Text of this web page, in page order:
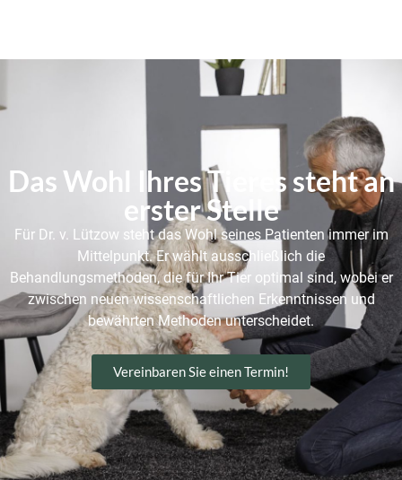
Das Wohl Ihres Tieres steht an
erster Stelle
Für Dr. v. Lützow steht das Wohl seines Patienten immer im
Mittelpunkt. Er wählt ausschließlich die
Behandlungsmethoden, die für Ihr Tier optimal sind, wobei er
zwischen neuen wissenschaftlichen Erkenntnissen und
bewährten Methoden unterscheidet.
Vereinbaren Sie einen Termin!